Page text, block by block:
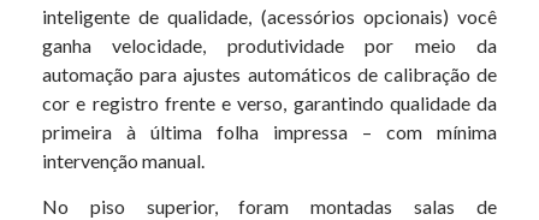
inteligente de qualidade, (acessórios opcionais) você
ganha velocidade, produtividade por meio da
automação para ajustes automáticos de calibração de
cor e registro frente e verso, garantindo qualidade da
primeira à última folha impressa – com mínima
intervenção manual.
No piso superior, foram montadas salas de